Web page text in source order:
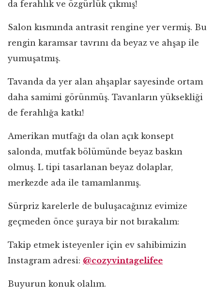
da ferahlık ve özgürlük çıkmış!
Salon kısmında antrasit rengine yer vermiş. Bu
rengin karamsar tavrını da beyaz ve ahşap ile
yumuşatmış.
Tavanda da yer alan ahşaplar sayesinde ortam
daha samimi görünmüş. Tavanların yüksekliği
de ferahlığa katkı!
Amerikan mutfağı da olan açık konsept
salonda, mutfak bölümünde beyaz baskın
olmuş. L tipi tasarlanan beyaz dolaplar,
merkezde ada ile tamamlanmış.
Sürpriz karelerle de buluşacağınız evimize
geçmeden önce şuraya bir not bırakalım:
Takip etmek isteyenler için ev sahibimizin
Instagram adresi: @cozyvintagelifee
Buyurun konuk olalım.